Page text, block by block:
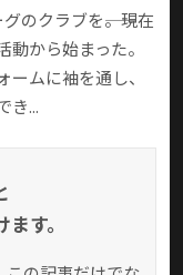
のクラブを――。現在
から始まった。
ムに袖を通し、
き...
す。